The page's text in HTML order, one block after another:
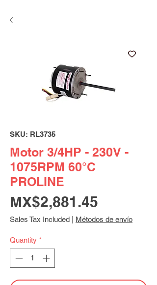
SKU: RL3735
Motor 3/4HP - 230V -
1075RPM 60°C
PROLINE
MX$2,881.45
Sales Tax Included Métodos de envío
Quantity *